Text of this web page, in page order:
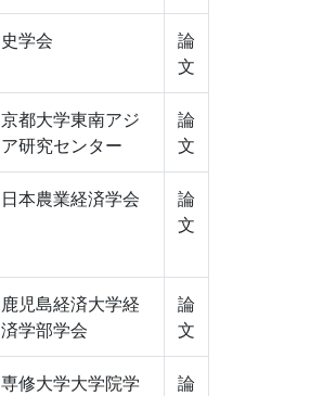
史学会
論
文
京都大学東南アジ
ア研究センター
論
文
日本農業経済学会
論
文
鹿児島経済大学経
済学部学会
論
文
専修大学大学院学
論